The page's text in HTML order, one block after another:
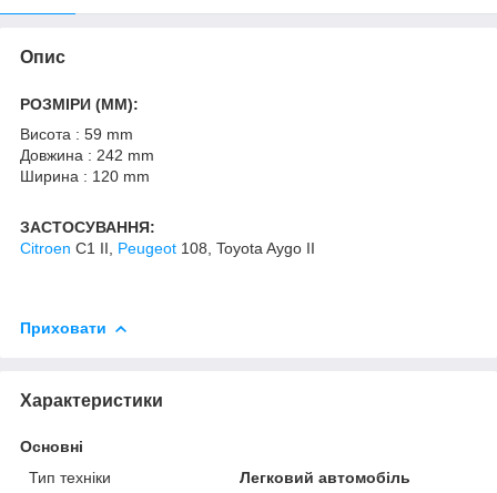
Опис
РОЗМІРИ (MM):
Висота : 59 mm
Довжина : 242 mm
Ширина : 120 mm
ЗАСТОСУВАННЯ:
Citroen C1 II, Peugeot 108, Toyota Aygo II
Приховати
Характеристики
Основні
Тип техніки
Легковий автомобіль